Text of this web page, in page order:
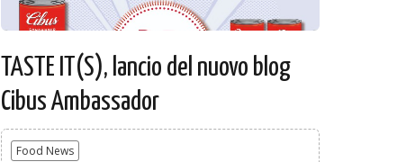
TASTE IT(S), lancio del nuovo blog
Cibus Ambassador
Food News